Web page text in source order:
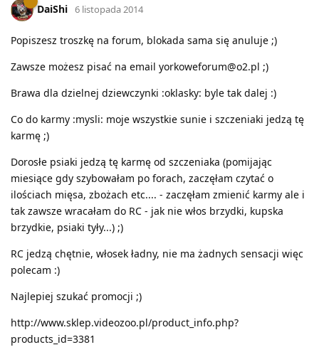
DaiShi 6 listopada 2014
Popiszesz troszkę na forum, blokada sama się anuluje ;)
Zawsze możesz pisać na email yorkoweforum@o2.pl ;)
Brawa dla dzielnej dziewczynki :oklasky: byle tak dalej :)
Co do karmy :mysli: moje wszystkie sunie i szczeniaki jedzą tę
karmę ;)
Dorosłe psiaki jedzą tę karmę od szczeniaka (pomijając
miesiące gdy szybowałam po forach, zaczęłam czytać o
ilościach mięsa, zbożach etc.... - zaczęłam zmienić karmy ale i
tak zawsze wracałam do RC - jak nie włos brzydki, kupska
brzydkie, psiaki tyły...) ;)
RC jedzą chętnie, włosek ładny, nie ma żadnych sensacji więc
polecam :)
Najlepiej szukać promocji ;)
http://www.sklep.videozoo.pl/product_info.php?
products_id=3381